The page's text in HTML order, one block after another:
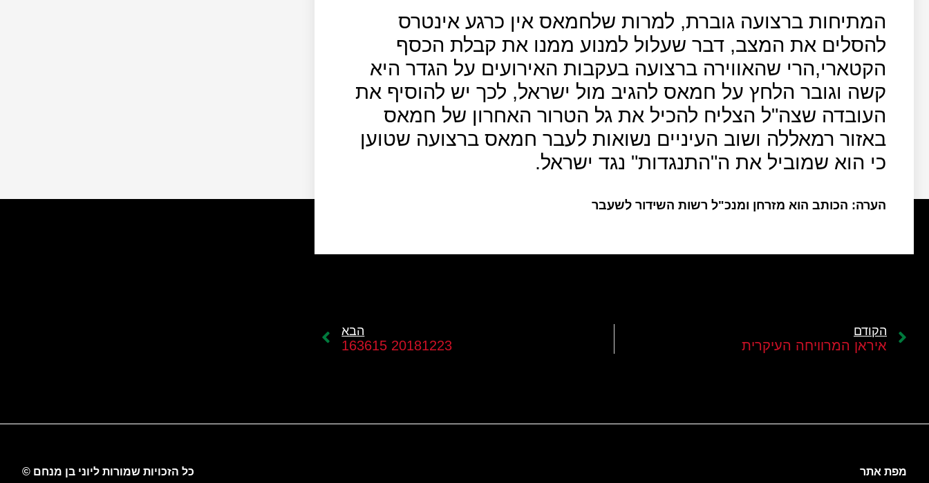
המתיחות ברצועה גוברת, למרות שלחמאס אין כרגע אינטרס
להסלים את המצב, דבר שעלול למנוע ממנו את קבלת הכסף
הקטארי,הרי שהאווירה ברצועה בעקבות האירועים על הגדר היא
קשה וגובר הלחץ על חמאס להגיב מול ישראל, לכך יש להוסיף את
העובדה שצה"ל הצליח להכיל את גל הטרור האחרון של חמאס
באזור רמאללה ושוב העיניים נשואות לעבר חמאס ברצועה שטוען
כי הוא שמוביל את ה"התנגדות" נגד ישראל.
הערה: הכותב הוא מזרחן ומנכ"ל רשות השידור לשעבר
הקודם
איראן המרוויחה העיקרית
הבא
20181223 163615
מפת אתר כל הזכויות שמורות ליוני בן מנחם ©